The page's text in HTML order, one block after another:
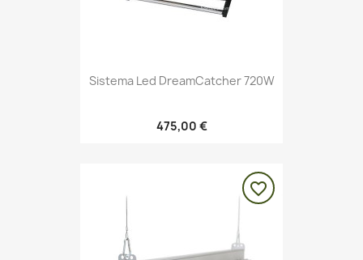
Sistema Led DreamCatcher 720W
475,00 €
favorite_border